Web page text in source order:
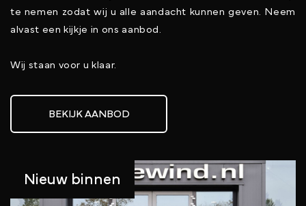
te nemen zodat wij u alle aandacht kunnen geven. Neem
alvast een kijkje in ons aanbod.
Wij staan voor u klaar.
BEKIJK AANBOD
Nieuw binnen